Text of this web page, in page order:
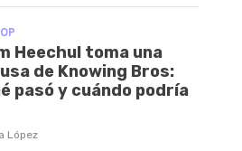
Heechul toma una
de Knowing Bros:
pasó y cuándo podría
López